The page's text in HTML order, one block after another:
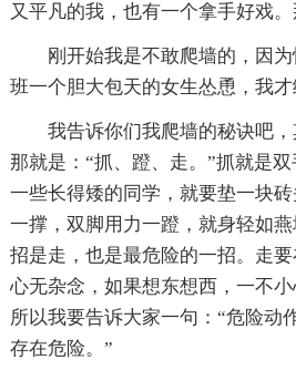
又平凡的我，也有一个拿手好戏。
刚开始我是不敢爬墙的，因
班一个胆大包天的女生怂恿，我才
我告诉你们我爬墙的秘诀吧
那就是：“抓、蹬、走。”抓就是
一些长得矮的同学，就要垫一块
一撑，双脚用力一蹬，就身轻如
招是走，也是最危险的一招。走
心无杂念，如果想东想西，一不小
所以我要告诉大家一句：“危险动
存在危险。”